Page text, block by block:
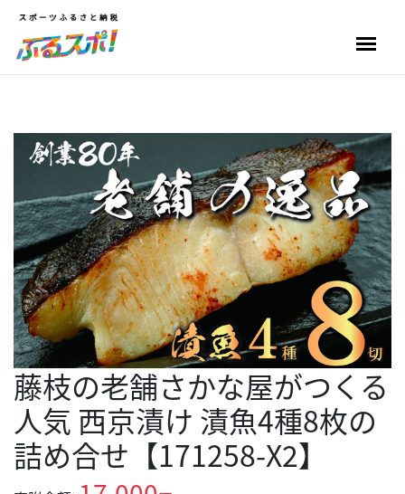
藤枝の老舗さかな屋がつくる
人気 西京漬け 漬魚4種8枚の
詰め合せ【171258-X2】